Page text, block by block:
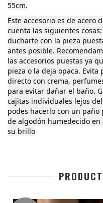
55cm.
Este accesorio es de acero
cuenta las siguientes
ducharte con la pieza
antes posible.
las accesorios puestas ya
pieza o la deja opaca.
directo con crema,
para evitar dañar el baño.
cajitas individuales lejos
podes hacerlo con un
de algodón humedecido
su brillo